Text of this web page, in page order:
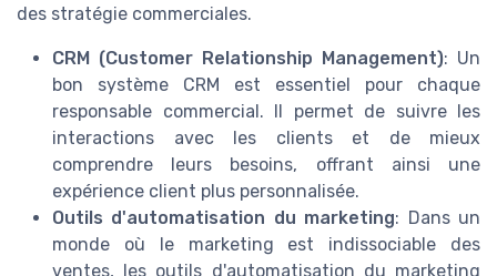
des stratégie commerciales.
CRM (Customer Relationship Management): Un
bon système CRM est essentiel pour chaque
responsable commercial. Il permet de suivre les
interactions avec les clients et de mieux
comprendre leurs besoins, offrant ainsi une
expérience client plus personnalisée.
Outils d'automatisation du marketing: Dans un
monde où le marketing est indissociable des
ventes, les outils d'automatisation du marketing